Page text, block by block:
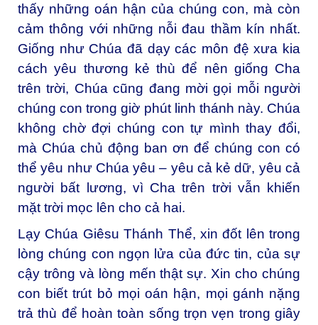
thấy những oán hận của chúng con, mà còn
cảm thông với những nỗi đau thầm kín nhất.
Giống như Chúa đã dạy các môn đệ xưa kia
cách yêu thương kẻ thù để nên giống Cha
trên trời, Chúa cũng đang mời gọi mỗi người
chúng con trong giờ phút linh thánh này. Chúa
không chờ đợi chúng con tự mình thay đổi,
mà Chúa chủ động ban ơn để chúng con có
thể yêu như Chúa yêu – yêu cả kẻ dữ, yêu cả
người bất lương, vì Cha trên trời vẫn khiến
mặt trời mọc lên cho cả hai.
Lạy Chúa Giêsu Thánh Thể, xin đốt lên trong
lòng chúng con ngọn lửa của đức tin, của sự
cậy trông và lòng mến thật sự. Xin cho chúng
con biết trút bỏ mọi oán hận, mọi gánh nặng
trả thù để hoàn toàn sống trọn vẹn trong giây